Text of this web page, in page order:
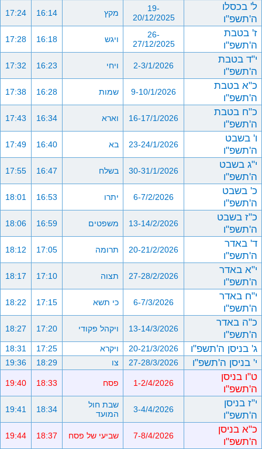
ל' בכסלו
ה'תשפ"ו
19-
20/12/2025
מקץ 16:14
17:24
ז' בטבת
ה'תשפ"ו
26-
27/12/2025
ויגש 16:18
17:28
י"ד בטבת
ה'תשפ"ו
2-3/1/2026 ויחי 16:23
17:32
כ"א בטבת
ה'תשפ"ו
9-10/1/2026 שמות 16:28
17:38
כ"ח בטבת
ה'תשפ"ו
16-17/1/2026 וארא 16:34
17:43
ו' בשבט
ה'תשפ"ו
23-24/1/2026 בא 16:40
17:49
י"ג בשבט
ה'תשפ"ו
30-31/1/2026 בשלח 16:47
17:55
כ' בשבט
ה'תשפ"ו
6-7/2/2026 יתרו 16:53
18:01
כ"ז בשבט
ה'תשפ"ו
13-14/2/2026 משפטים 16:59
18:06
ד' באדר
ה'תשפ"ו
20-21/2/2026 תרומה 17:05
18:12
י"א באדר
ה'תשפ"ו
27-28/2/2026 תצוה 17:10
18:17
י"ח באדר
ה'תשפ"ו
6-7/3/2026 כי תשא 17:15
18:22
כ"ה באדר
ה'תשפ"ו
13-14/3/2026 ויקהל פקודי 17:20
18:27
ג' בניסן ה'תשפ"ו 20-21/3/2026 ויקרא 17:25
18:31
י' בניסן ה'תשפ"ו 27-28/3/2026 צו 18:29
19:36
ט"ו בניסן
ה'תשפ"ו
1-2/4/2026 פסח 18:33
19:40
י"ז בניסן
ה'תשפ"ו
3-4/4/2026
שבת חול
המועד
18:34
19:41
כ"א בניסן
ה'תשפ"ו
7-8/4/2026 שביעי של פסח 18:37
19:44